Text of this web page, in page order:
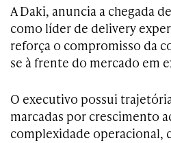
A Daki, anuncia a chegada
como líder de delivery
reforça o compromisso da
se à frente do mercado em
O executivo possui
marcadas por crescimento
complexidade operacional,